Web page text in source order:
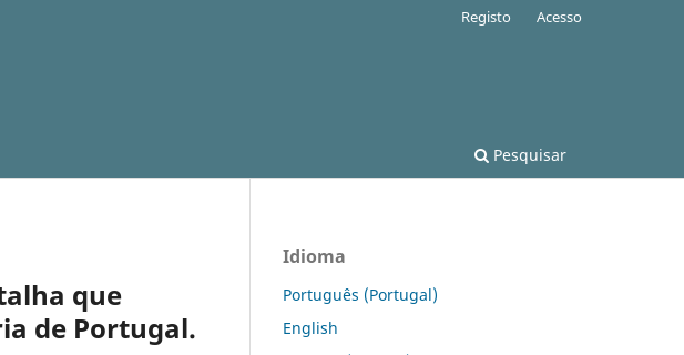
Pesquisar
Registo Acesso
que
de Portugal.
Idioma
Português (Portugal)
English